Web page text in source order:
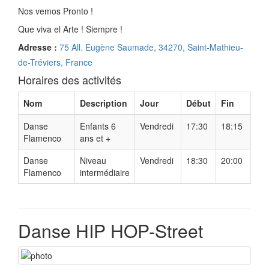
Nos vemos Pronto !
Que viva el Arte ! Siempre !
Adresse : 75 All. Eugène Saumade, 34270, Saint-Mathieu-
de-Tréviers, France
Horaires des activités
Nom Description Jour Début
Fin
Danse
Flamenco
Enfants 6
ans et +
Vendredi 17:30 18:15
Danse
Flamenco
Niveau
intermédiaire
Vendredi 18:30 20:00
Danse HIP HOP-Street